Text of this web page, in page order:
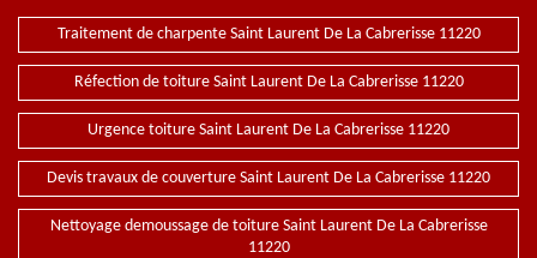
Traitement de charpente Saint Laurent De La Cabrerisse 11220
Réfection de toiture Saint Laurent De La Cabrerisse 11220
Urgence toiture Saint Laurent De La Cabrerisse 11220
Devis travaux de couverture Saint Laurent De La Cabrerisse 11220
Nettoyage demoussage de toiture Saint Laurent De La Cabrerisse
11220